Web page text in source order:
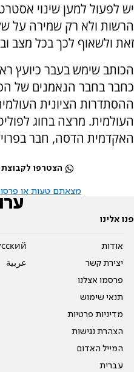
יש לפעול למען שינוי
הרשות ולא רק שמירה על
זאת ולשאוף לכך בכל מצב
הכותב שימש בעבר כיועץ
כחבר בחבר הנאמנים של
ההסתדרות הציונית
העולמית. מרצה בחוג
האקדמית הדסה, חבר
הצטרפו לקבוצת
מצאתם טעות או
פנו אלינו
אודות
יצירת קשר
פרסמו אצלנו
תנאי שימוש
מדיניות פרטיות
הצהרת נגישות
המייל האדום
עברית
عربية